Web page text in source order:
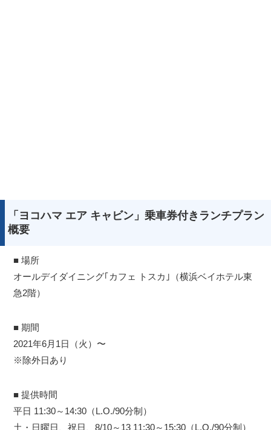
「ヨコハマ エア キャビン」乗車券付きランチプラン
概要
■ 場所
オールデイダイニング｢カフェ トスカ｣（横浜ベイホテル東
急2階）
■ 期間
2021年6月1日（火）〜
※除外日あり
■ 提供時間
平日 11:30～14:30（L.O./90分制）
土・日曜日、祝日、8/10～13 11:30～15:30（L.O./90分制）